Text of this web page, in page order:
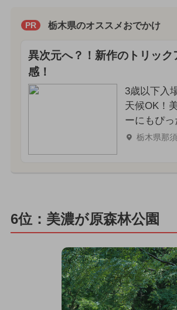
PR 栃木県のオススメおでかけ
異次元へ？！新作のトリック
感！
3歳以下入
天候OK！
ーにもぴっ
栃木県那
6位：美濃が原森林公園